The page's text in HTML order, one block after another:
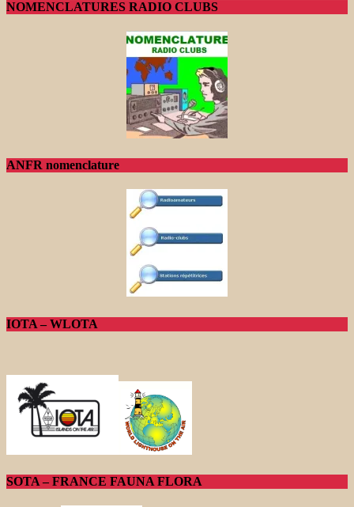
NOMENCLATURES RADIO CLUBS
ANFR nomenclature
IOTA – WLOTA
SOTA – FRANCE FAUNA FLORA